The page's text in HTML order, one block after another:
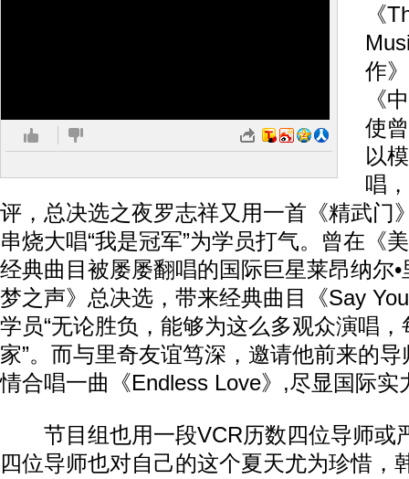
《
作
《
使
以
唱
评，总决选之夜罗志祥又用一首《精武门
串烧大唱“我是冠军”为学员打气。曾在《
经典曲目被屡屡翻唱的国际巨星莱昂纳尔
梦之声》总决选，带来经典曲目《Say
学员“无论胜负，能够为这么多观众演唱
家”。而与里奇友谊笃深，邀请他前来的
情合唱一曲《Endless Love》,尽显国际实
节目组也用一段VCR历数四位导师或
四位导师也对自己的这个夏天尤为珍惜，